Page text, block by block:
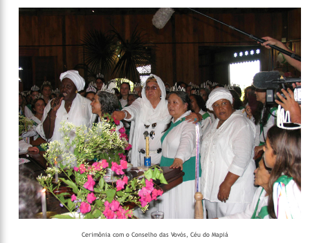
Cerimônia com o Conselho das Vovós, Céu do Mapiá